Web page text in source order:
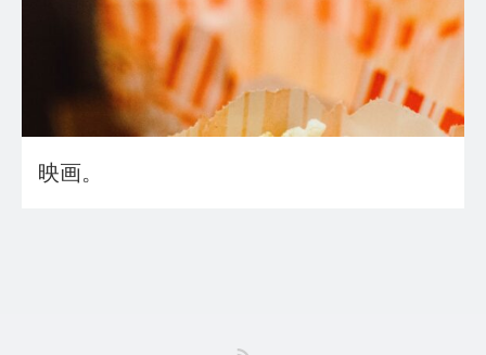
映画。